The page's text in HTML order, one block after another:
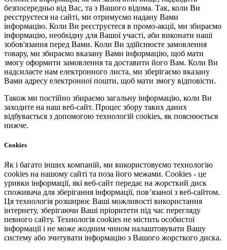
безпосередньо від Вас, та з Вашого відома. Так, коли Ви
реєструєтеся на сайті, ми отримуємо надану Вами
інформацію. Коли Ви реєструєтеся в промо-акції, ми збираємо
інформацію, необхідну для Вашої участі, аби виконати наші
зобов'язання перед Вами. Коли Ви здійснюєте замовлення
товару, ми збираємо вказану Вами інформацію, щоб мати
змогу оформити замовлення та доставити його Вам. Коли Ви
надсилаєте нам електронного листа, ми зберігаємо вказану
Вами адресу електронної пошти, щоб мати змогу відповісти.
Також ми постійно збираємо загальну інформацію, коли Ви
заходите на наш веб-сайт. Процес збору таких даних
відбувається з допомогою технологій cookies, як пояснюється
нижче.
Cookies
Як і багато інших компаній, ми використовуємо технологію
cookies на нашому сайті та поза його межами. Cookies - це
уривки інформації, які веб-сайт передає на жорсткий диск
споживача для зберігання інформації, пов’язаної з веб-сайтом.
Ця технологія розширює Ваші можливості використання
інтернету, зберігаючи Ваші пріоритети під час перегляду
певного сайту. Технологія cookies не містить особистої
інформації і не може жодним чином налаштовувати Вашу
систему або зчитувати інформацію з Вашого жорсткого диска.